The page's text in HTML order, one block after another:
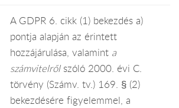
A GDPR 6. cikk (1) bekezdés a)
pontja alapján az érintett
hozzájárulása, valamint a
számvitelrőlszóló 2000. évi C.
törvény (Számv. tv.) 169. § (2)
bekezdésére figyelemmel, a